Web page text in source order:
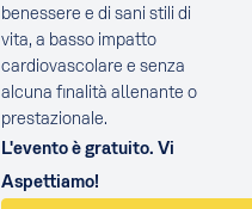
benessere e di sani stili di
vita, a basso impatto
cardiovascolare e senza
alcuna finalità allenante o
prestazionale.
L'evento è gratuito. Vi
Aspettiamo!